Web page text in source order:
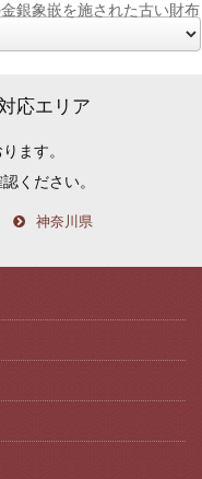
銀象嵌を施された古い財布
応エリア
ます。
ください。
神奈川県